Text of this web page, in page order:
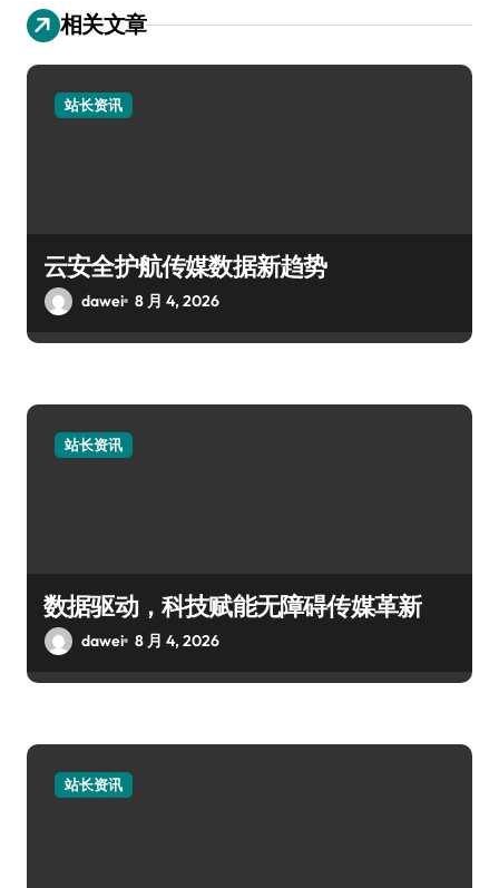
相关文章
站长资讯
云安全护航传媒数据新趋势
dawei 8 月 4, 2026
站长资讯
数据驱动，科技赋能无障碍传媒革新
dawei 8 月 4, 2026
站长资讯